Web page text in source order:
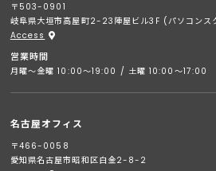
〒503-0901
岐阜県大垣市高屋町2-23陣屋ビル3F (パソコンス
Access
営業時間
月曜～金曜 10:00～19:00 / 土曜 10:00～17:00
名古屋オフィス
〒466-0058
愛知県名古屋市昭和区白金2-8-2